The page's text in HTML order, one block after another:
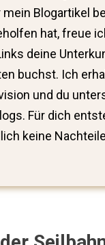
mein Blogartikel
hat, freue
deine
buchst. Ich
und du
Für dich
keine